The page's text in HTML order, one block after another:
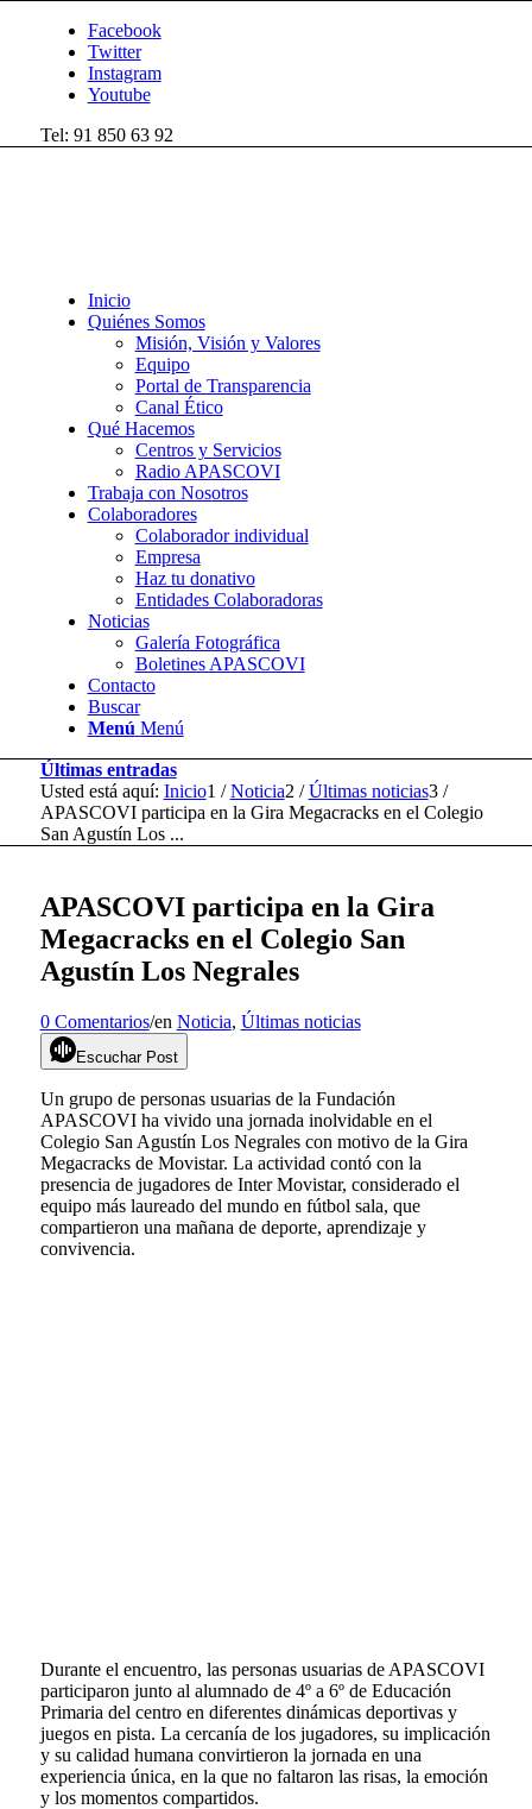
Facebook
Twitter
Instagram
Youtube
Tel: 91 850 63 92
Inicio
Quiénes Somos
Misión, Visión y Valores
Equipo
Portal de Transparencia
Canal Ético
Qué Hacemos
Centros y Servicios
Radio APASCOVI
Trabaja con Nosotros
Colaboradores
Colaborador individual
Empresa
Haz tu donativo
Entidades Colaboradoras
Noticias
Galería Fotográfica
Boletines APASCOVI
Contacto
Buscar
Menú Menú
Últimas entradas
Usted está aquí: Inicio1 / Noticia2 / Últimas noticias3 /
APASCOVI participa en la Gira Megacracks en el Colegio
San Agustín Los ...
APASCOVI participa en la Gira
Megacracks en el Colegio San
Agustín Los Negrales
0 Comentarios/en Noticia, Últimas noticias
Escuchar Post
Un grupo de personas usuarias de la Fundación
APASCOVI ha vivido una jornada inolvidable en el
Colegio San Agustín Los Negrales con motivo de la Gira
Megacracks de Movistar. La actividad contó con la
presencia de jugadores de Inter Movistar, considerado el
equipo más laureado del mundo en fútbol sala, que
compartieron una mañana de deporte, aprendizaje y
convivencia.
Durante el encuentro, las personas usuarias de APASCOVI
participaron junto al alumnado de 4º a 6º de Educación
Primaria del centro en diferentes dinámicas deportivas y
juegos en pista. La cercanía de los jugadores, su implicación
y su calidad humana convirtieron la jornada en una
experiencia única, en la que no faltaron las risas, la emoción
y los momentos compartidos.